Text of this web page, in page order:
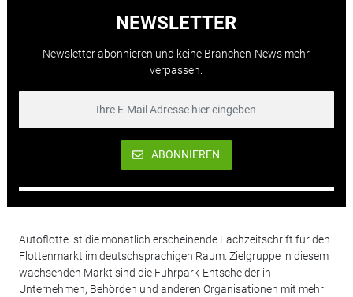
NEWSLETTER
Newsletter abonnieren und keine Branchen-News mehr
verpassen.
ABONNIEREN
Autoflotte ist die monatlich erscheinende Fachzeitschrift für den
Flottenmarkt im deutschsprachigen Raum. Zielgruppe in diesem
wachsenden Markt sind die Fuhrpark-Entscheider in
Unternehmen, Behörden und anderen Organisationen mit mehr